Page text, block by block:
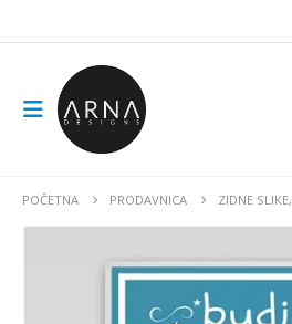
POČETNA PRODAVNICA ZIDNE SLIKE,